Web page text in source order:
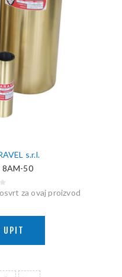
s.r.l.
8AM-50
za ovaj proizvod
UPIT